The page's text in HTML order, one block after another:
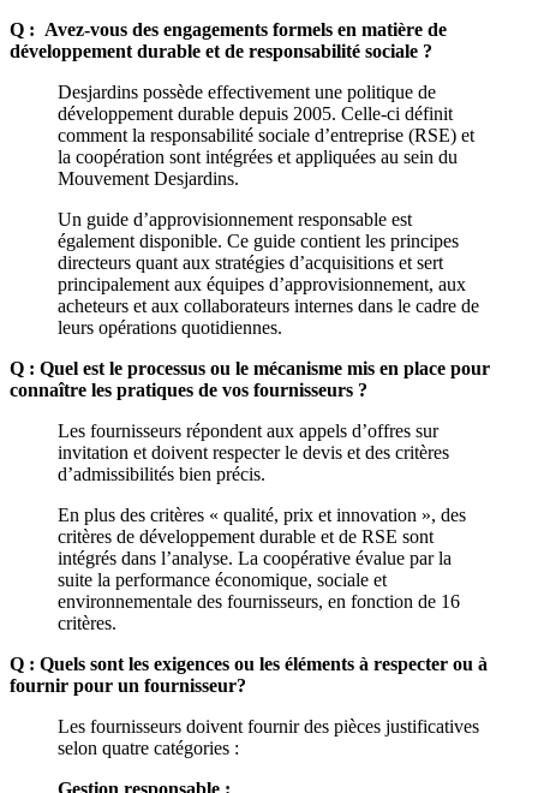
Q : Avez-vous des engagements formels en matière de
développement durable et de responsabilité sociale ?
Desjardins possède effectivement une politique de
développement durable depuis 2005. Celle-ci définit
comment la responsabilité sociale d’entreprise (RSE) et
la coopération sont intégrées et appliquées au sein du
Mouvement Desjardins.
Un guide d’approvisionnement responsable est
également disponible. Ce guide contient les principes
directeurs quant aux stratégies d’acquisitions et sert
principalement aux équipes d’approvisionnement, aux
acheteurs et aux collaborateurs internes dans le cadre de
leurs opérations quotidiennes.
Q : Quel est le processus ou le mécanisme mis en place pour
connaître les pratiques de vos fournisseurs ?
Les fournisseurs répondent aux appels d’offres sur
invitation et doivent respecter le devis et des critères
d’admissibilités bien précis.
En plus des critères « qualité, prix et innovation », des
critères de développement durable et de RSE sont
intégrés dans l’analyse. La coopérative évalue par la
suite la performance économique, sociale et
environnementale des fournisseurs, en fonction de 16
critères.
Q : Quels sont les exigences ou les éléments à respecter ou à
fournir pour un fournisseur?
Les fournisseurs doivent fournir des pièces justificatives
selon quatre catégories :
Gestion responsable :